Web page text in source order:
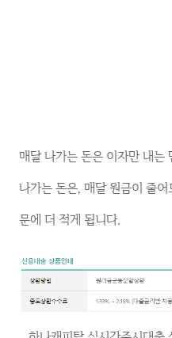
매달 나가는 돈은 이자만 내는
나가는 돈은, 매달 원금이 줄
문에 더 적게 됩니다.